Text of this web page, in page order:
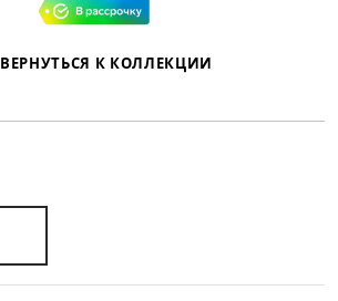
ВЕРНУТЬСЯ К КОЛЛЕКЦИИ